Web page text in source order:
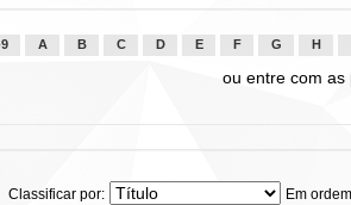
A B C D E F G H
ou entre com as
Classificar por: Em